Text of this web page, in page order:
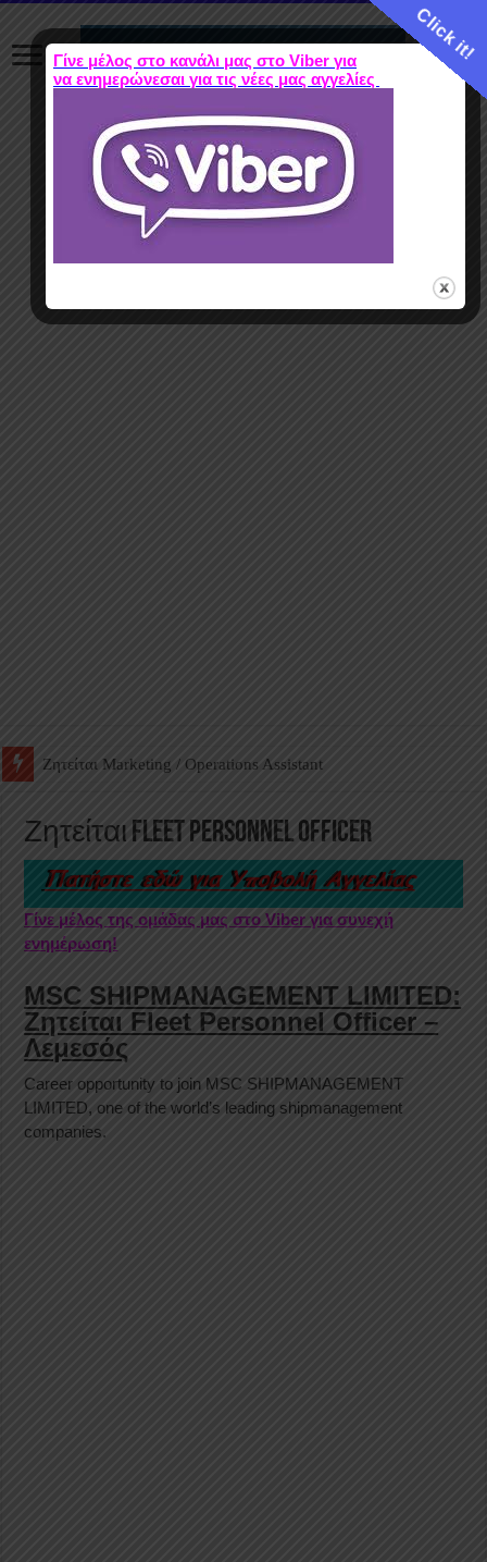
Ζητείται Βοηθός Αποθήκης σε Φαρμακείο
Ζητείται Fleet Personnel Officer
Γίνε μέλος της ομάδας μας στο Viber για συνεχή
ενημέρωση!
MSC SHIPMANAGEMENT LIMITED:
Ζητείται Fleet Personnel Officer –
Λεμεσός
Career opportunity to join MSC SHIPMANAGEMENT
LIMITED, one of the world’s leading shipmanagement
companies.
Click it!
Γίνε μέλος στο κανάλι μας στο Viber για
να ενημερώνεσαι για τις νέες μας αγγελίες